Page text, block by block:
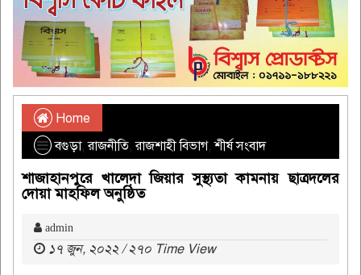
Home
বগুড়া,রাজনীতি,রাজশাহী বিভাগ,শীর্ষ সংবাদ
শাজাহানপুরে খালেদা জিয়ার সুস্থ্যতা কামনায় ছাত্রদলের
দোয়া মাহফিল অনুষ্ঠিত
admin
১৭ জুন, ২০২২ / ২৭০ Time View